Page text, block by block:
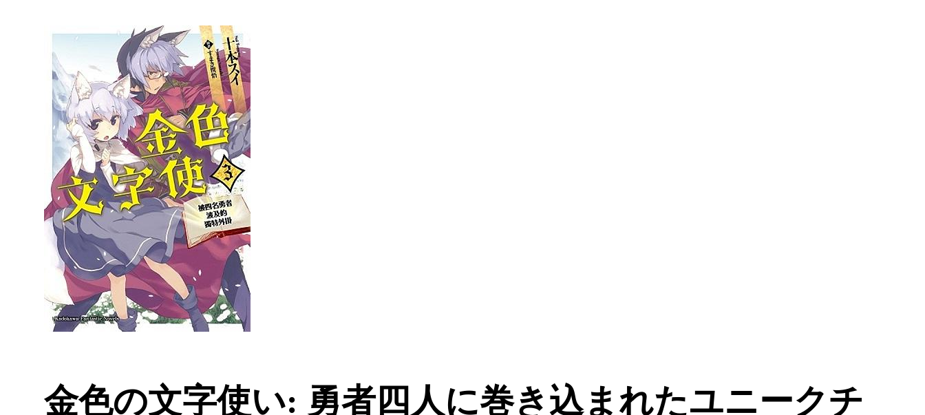
金色の文字使い: 勇者四人に巻き込まれたユニークチ